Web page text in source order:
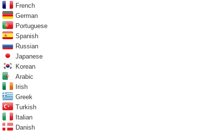
French
German
Portuguese
Spanish
Russian
Japanese
Korean
Arabic
Irish
Greek
Turkish
Italian
Danish